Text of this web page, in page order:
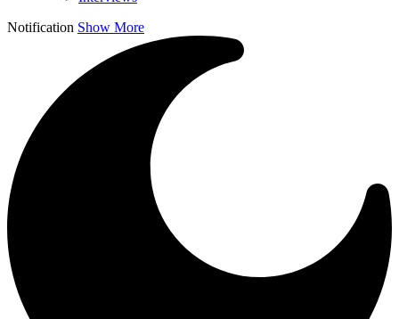
Notification Show More